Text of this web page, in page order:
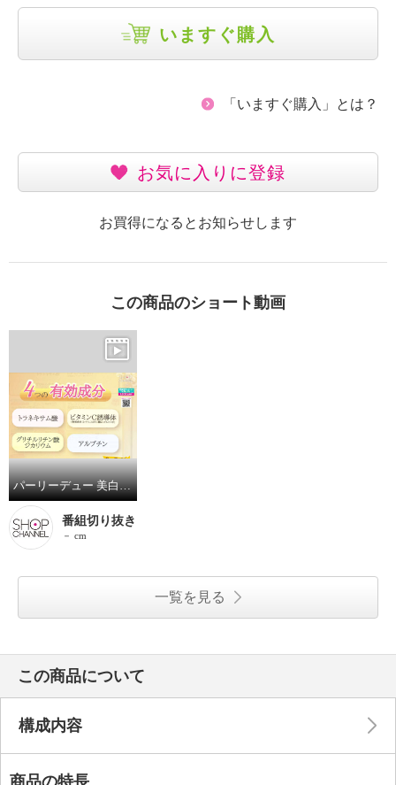
いますぐ購入
「いますぐ購入」とは？
お気に入りに登録
お買得になるとお知らせします
この商品のショート動画
パーリーデュー 美白セラムシリーズ最高峰 ４つの有効成分配合！ 圧巻の美白ケア 新薬用トリプル＋ワン 薬用美白ＴＨＥリッチ ホワイトエッセンス ６．５本分増量特別セット
番組切り抜き
－ cm
一覧を見る
この商品について
構成内容
商品の特長